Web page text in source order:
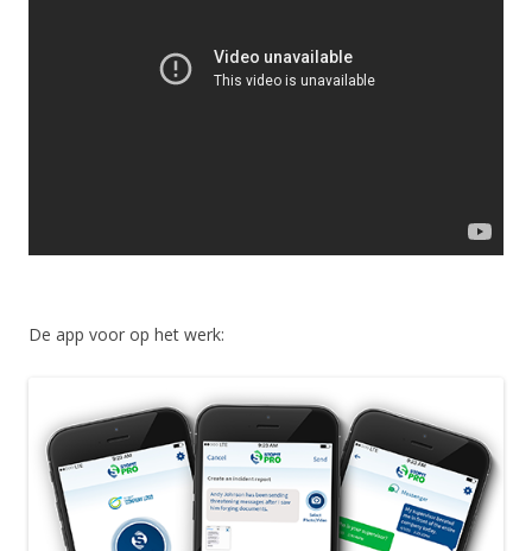
De app voor op het werk: